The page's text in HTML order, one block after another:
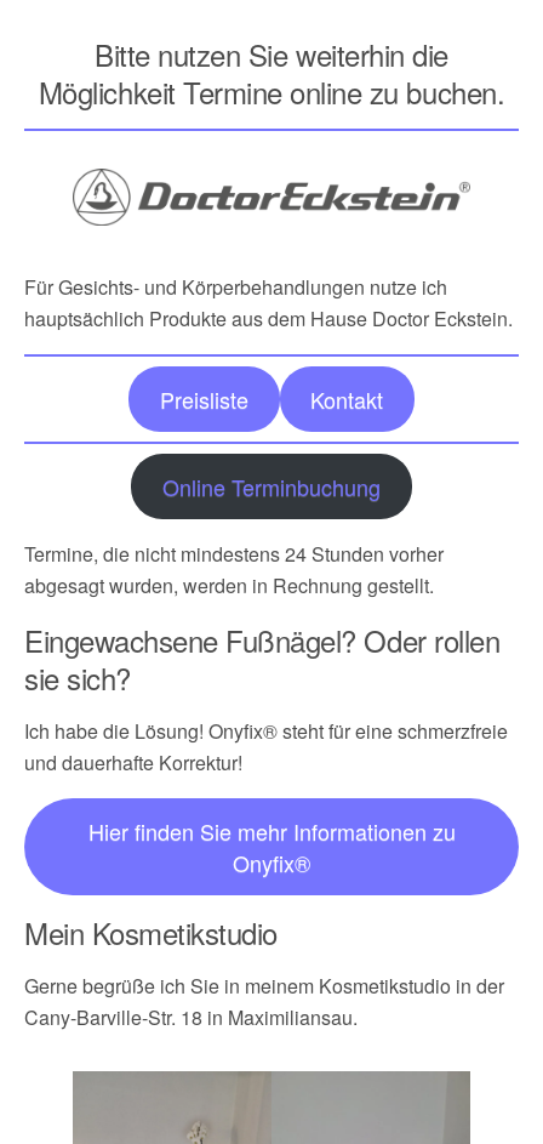
Bitte nutzen Sie weiterhin die
Möglichkeit Termine online zu buchen.
Für Gesichts- und Körperbehandlungen nutze ich
hauptsächlich Produkte aus dem Hause Doctor Eckstein.
Preisliste Kontakt
Online Terminbuchung
Termine, die nicht mindestens 24 Stunden vorher
abgesagt wurden, werden in Rechnung gestellt.
Eingewachsene Fußnägel? Oder rollen
sie sich?
Ich habe die Lösung! Onyfix® steht für eine schmerzfreie
und dauerhafte Korrektur!
Hier finden Sie mehr Informationen zu
Onyfix®
Mein Kosmetikstudio
Gerne begrüße ich Sie in meinem Kosmetikstudio in der
Cany-Barville-Str. 18 in Maximiliansau.